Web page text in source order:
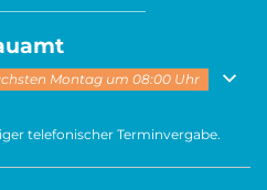
oder Schließzeiten auszublenden
Montag um 08:00 Uhr
telefonischer Terminvergabe.